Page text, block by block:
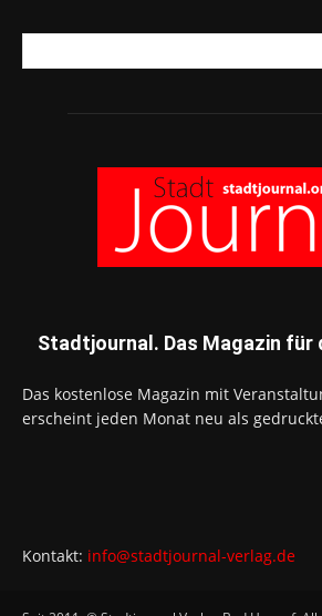
Stadtjournal. Das Magazin für
Das kostenlose Magazin mit
erscheint jeden Monat neu als
Kontakt: info@stadtjournal-verlag.de